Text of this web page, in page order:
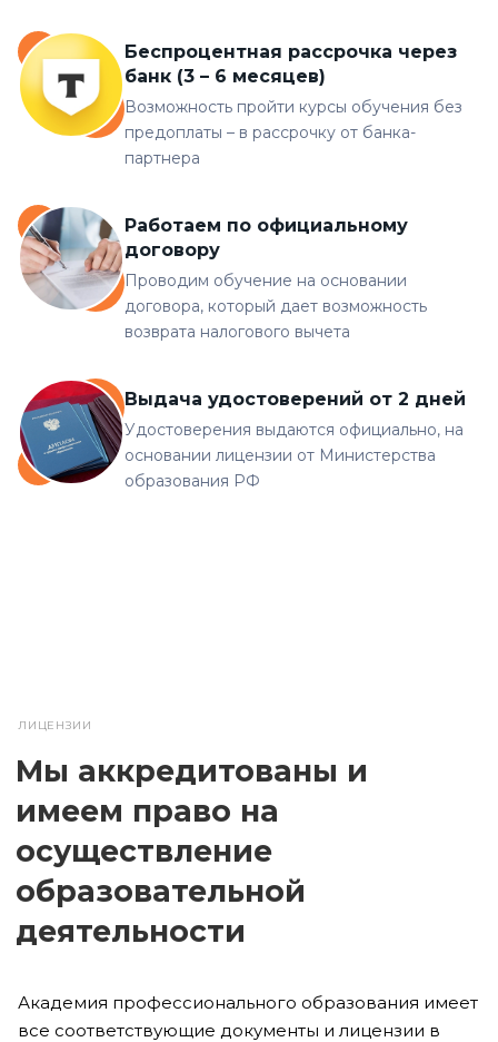
Беспроцентная рассрочка через
банк (3 – 6 месяцев)
Возможность пройти курсы обучения без
предоплаты – в рассрочку от банка-
партнера
Работаем по официальному
договору
Проводим обучение на основании
договора, который дает возможность
возврата налогового вычета
Выдача удостоверений от 2 дней
Удостоверения выдаются официально, на
основании лицензии от Министерства
образования РФ
ЛИЦЕНЗИИ
Мы аккредитованы и
имеем право на
осуществление
образовательной
деятельности
Академия профессионального образования имеет
все соответствующие документы и лицензии в